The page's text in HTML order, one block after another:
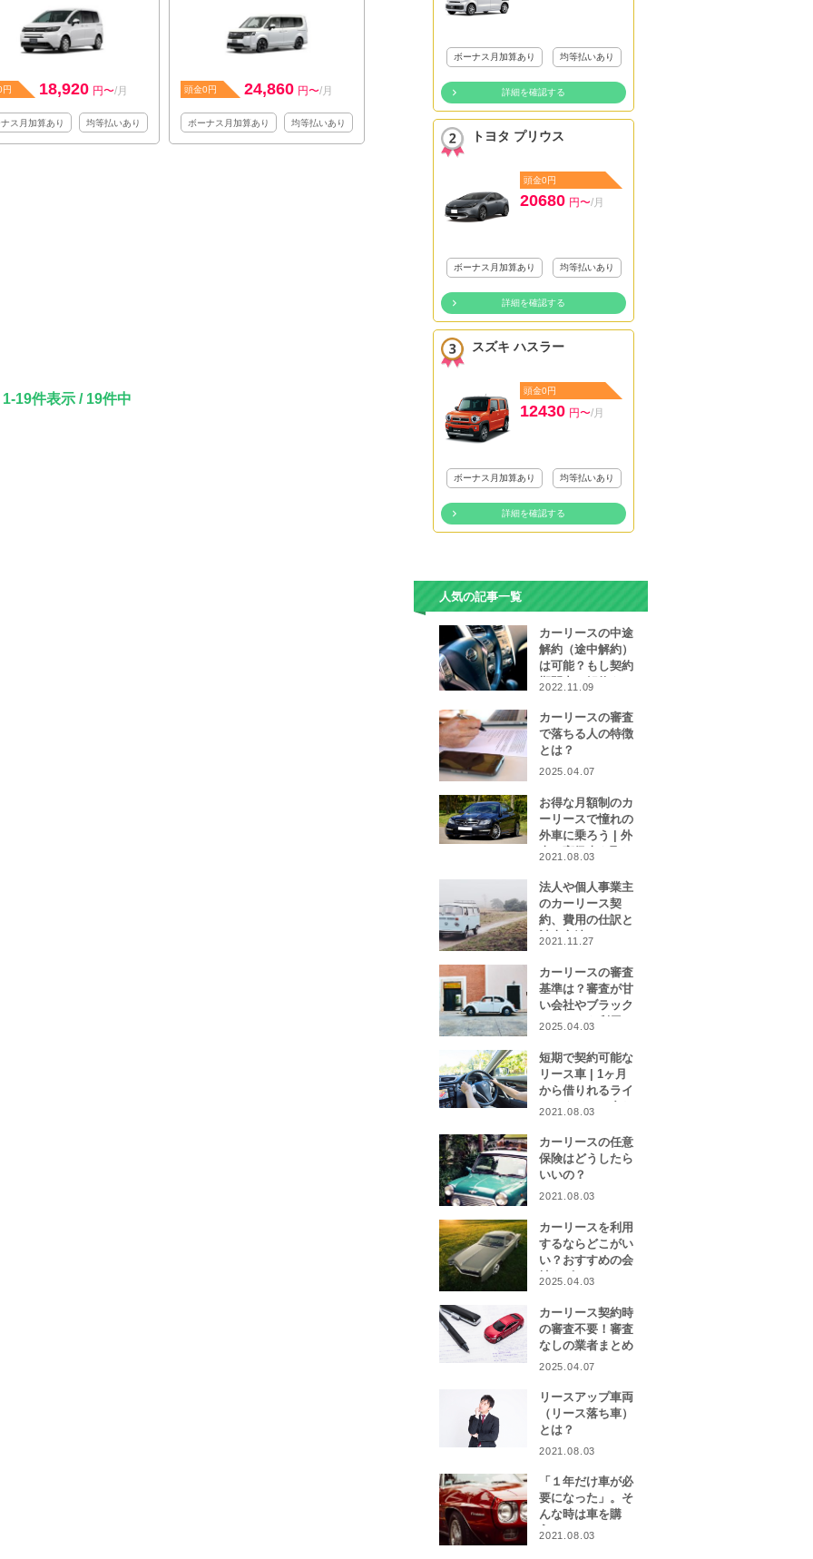
円 18,920 円〜/月
ス月加算あり 均等払いあり
頭金0円 24,860 円〜/月
ボーナス月加算あり 均等払いあり
1-19件表示 / 19件中
ボーナス月加算あり 均等払いあり
詳細を確認する
トヨタ プリウス
頭金0円
20680 円〜/月
ボーナス月加算あり 均等払いあり
詳細を確認する
スズキ ハスラー
頭金0円
12430 円〜/月
ボーナス月加算あり 均等払いあり
詳細を確認する
人気の記事一覧
カーリースの中途
解約（途中解約）
は可能？もし契約
期間中に解約をし
なったら…
2022.11.09
カーリースの審査
で落ちる人の特徴
とは？
2025.04.07
お得な月額制のカ
ーリースで憧れの
外車に乗ろう | 外
車や高級車を取り
者をご紹介！
2021.08.03
法人や個人事業主
のカーリース契
約、費用の仕訳と
計上方法は？
2021.11.27
カーリースの審査
基準は？審査が甘
い会社やブラック
リストでも利用で
2025.04.03
短期で契約可能な
リース車 | 1ヶ月
から借りれるライ
フスタイルに合わ
集
2021.08.03
カーリースの任意
保険はどうしたら
いいの？
2021.08.03
カーリースを利用
するならどこがい
い？おすすめの会
社をピックアッ
2025.04.03
カーリース契約時
の審査不要！審査
なしの業者まとめ
2025.04.07
リースアップ車両
（リース落ち車）
とは？
2021.08.03
「１年だけ車が必
要になった」。そ
んな時は車を購
入？カーリース？
2021.08.03